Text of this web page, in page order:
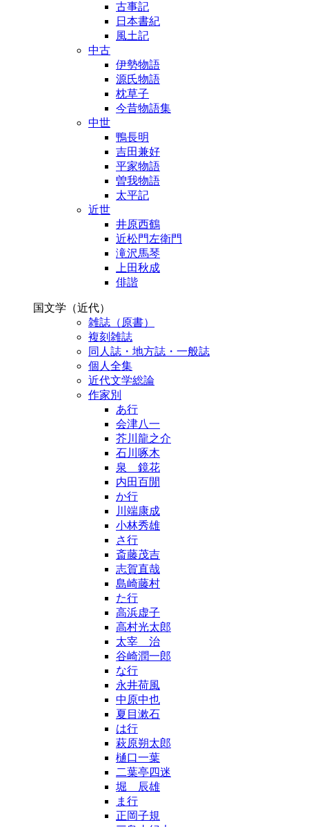
古事記
日本書紀
風土記
中古
伊勢物語
源氏物語
枕草子
今昔物語集
中世
鴨長明
吉田兼好
平家物語
曽我物語
太平記
近世
井原西鶴
近松門左衛門
滝沢馬琴
上田秋成
俳諧
国文学（近代）
雑誌（原書）
複刻雑誌
同人誌・地方誌・一般誌
個人全集
近代文学総論
作家別
あ行
会津八一
芥川龍之介
石川啄木
泉 鏡花
内田百閒
か行
川端康成
小林秀雄
さ行
斎藤茂吉
志賀直哉
島崎藤村
た行
高浜虚子
高村光太郎
太宰 治
谷崎潤一郎
な行
永井荷風
中原中也
夏目漱石
は行
萩原朔太郎
樋口一葉
二葉亭四迷
堀 辰雄
ま行
正岡子規